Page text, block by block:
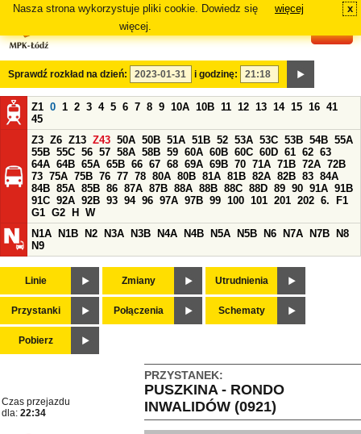
Nasza strona wykorzystuje pliki cookie. Dowiedz się
więcej.
więcej x
Sprawdź rozkład na dzień: i godzinę:
Z1 0 1 2 3 4 5 6 7 8 9 10A 10B 11 12 13 14 15 16 41
45
Z3 Z6 Z13 Z43 50A 50B 51A 51B 52 53A 53C 53B 54B 55A
55B 55C 56 57 58A 58B 59 60A 60B 60C 60D 61 62 63
64A 64B 65A 65B 66 67 68 69A 69B 70 71A 71B 72A 72B
73 75A 75B 76 77 78 80A 80B 81A 81B 82A 82B 83 84A
84B 85A 85B 86 87A 87B 88A 88B 88C 88D 89 90 91A 91B
91C 92A 92B 93 94 96 97A 97B 99 100 101 201 202 6.
F1
G1 G2 H
W
N1A
N1B N2 N3A N3B N4A N4B N5A N5B N6 N7A N7B
N8
N9
Linie Zmiany Utrudnienia
Przystanki Połączenia Schematy
Pobierz
PRZYSTANEK:
PUSZKINA - RONDO
INWALIDÓW (0921)
Czas przejazdu
dla: 22:34